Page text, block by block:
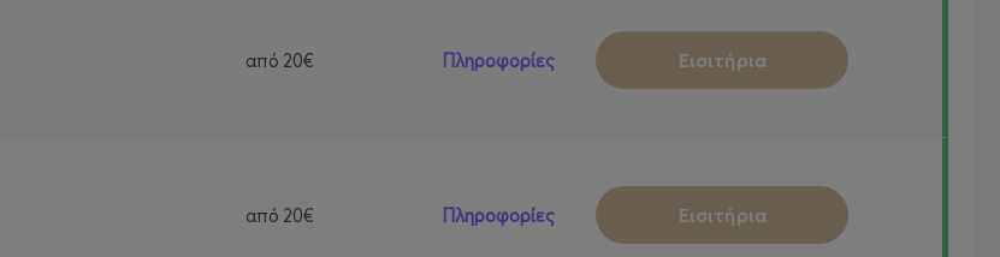
από 20€ Πληροφορίες Εισιτήρια
από 20€ Πληροφορίες Εισιτήρια